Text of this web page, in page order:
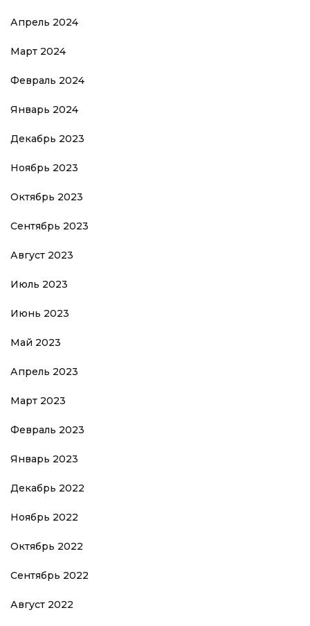
Апрель 2024
Март 2024
Февраль 2024
Январь 2024
Декабрь 2023
Ноябрь 2023
Октябрь 2023
Сентябрь 2023
Август 2023
Июль 2023
Июнь 2023
Май 2023
Апрель 2023
Март 2023
Февраль 2023
Январь 2023
Декабрь 2022
Ноябрь 2022
Октябрь 2022
Сентябрь 2022
Август 2022